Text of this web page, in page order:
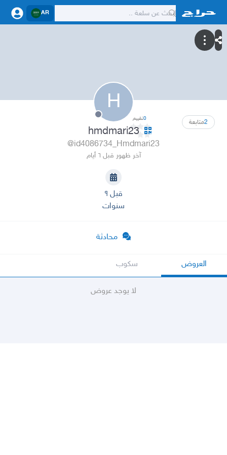
AR
H
2متابعة 0تقييم
hmdmari23
@id4086734_Hmdmari23
آخر ظهور قبل ٦ أيام
قبل ٩
سنوات
محادثة
العروض سكوب
لا يوجد عروض